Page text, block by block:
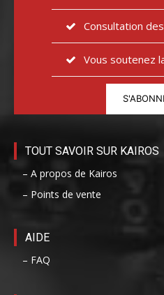
Consultation
Vous soutenez
TOUT SAVOIR SUR KAIROS
– A propos de Kairos
– Points de vente
AIDE
– FAQ